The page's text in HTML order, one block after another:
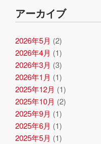
アーカイブ
2026年5月 (2)
2026年4月 (1)
2026年3月 (3)
2026年1月 (1)
2025年12月 (1)
2025年10月 (2)
2025年9月 (1)
2025年6月 (1)
2025年5月 (1)